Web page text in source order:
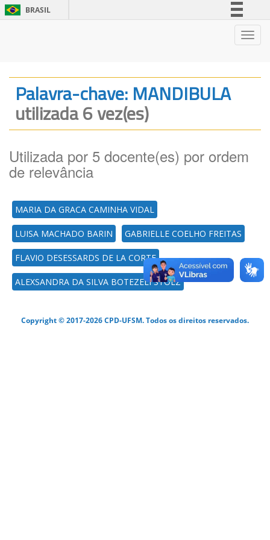
BRASIL
Legislação
Palavra-chave: MANDIBULA
utilizada 6 vez(es)
Utilizada por 5 docente(es) por ordem
de relevância
MARIA DA GRACA CAMINHA VIDAL
LUISA MACHADO BARIN GABRIELLE COELHO FREITAS
FLAVIO DESESSARDS DE LA CORTE
ALEXSANDRA DA SILVA BOTEZELI STOLZ
Copyright © 2017-2026 CPD-UFSM. Todos os direitos reservados.